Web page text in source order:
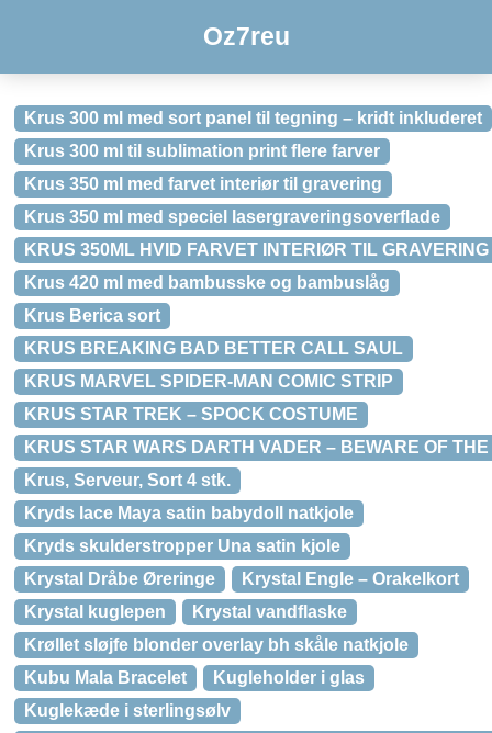
Oz7reu
Krus 300 ml med sort panel til tegning – kridt inkluderet
Krus 300 ml til sublimation print flere farver
Krus 350 ml med farvet interiør til gravering
Krus 350 ml med speciel lasergraveringsoverflade
KRUS 350ML HVID FARVET INTERIØR TIL GRAVERING
Krus 420 ml med bambusske og bambuslåg
Krus Berica sort
KRUS BREAKING BAD BETTER CALL SAUL
KRUS MARVEL SPIDER-MAN COMIC STRIP
KRUS STAR TREK – SPOCK COSTUME
KRUS STAR WARS DARTH VADER – BEWARE OF
Krus, Serveur, Sort 4 stk.
Kryds lace Maya satin babydoll natkjole
Kryds skulderstropper Una satin kjole
Krystal Dråbe Øreringe
Krystal Engle – Orakelkort
Krystal kuglepen
Krystal vandflaske
Krøllet sløjfe blonder overlay bh skåle natkjole
Kubu Mala Bracelet
Kugleholder i glas
Kuglekæde i sterlingsølv